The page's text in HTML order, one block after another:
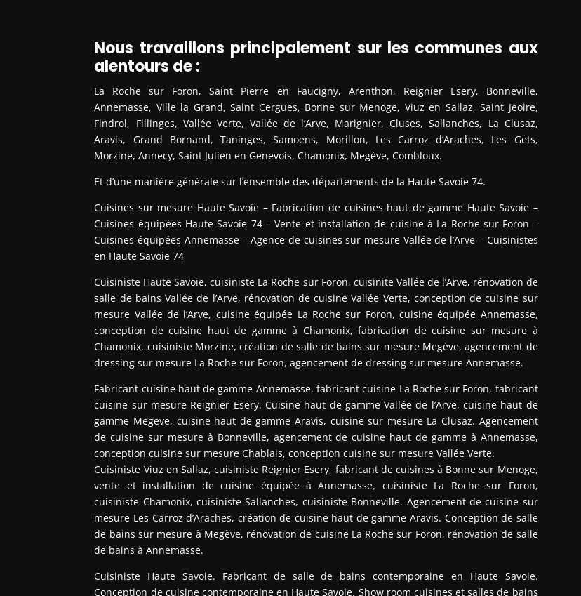
Nous travaillons principalement sur les communes aux
alentours de :
La Roche sur Foron, Saint Pierre en Faucigny, Arenthon, Reignier Esery, Bonneville,
Annemasse, Ville la Grand, Saint Cergues, Bonne sur Menoge, Viuz en Sallaz, Saint Jeoire,
Findrol, Fillinges, Vallée Verte, Vallée de l’Arve, Marignier, Cluses, Sallanches, La Clusaz,
Aravis, Grand Bornand, Taninges, Samoens, Morillon, Les Carroz d’Araches, Les Gets,
Morzine, Annecy, Saint Julien en Genevois, Chamonix, Megève, Combloux.
Et d’une manière générale sur l’ensemble des départements de la Haute Savoie 74.
Cuisines sur mesure Haute Savoie – Fabrication de cuisines haut de gamme Haute Savoie –
Cuisines équipées Haute Savoie 74 – Vente et installation de cuisine à La Roche sur Foron –
Cuisines équipées Annemasse – Agence de cuisines sur mesure Vallée de l’Arve – Cuisinistes
en Haute Savoie 74
Cuisiniste Haute Savoie, cuisiniste La Roche sur Foron, cuisinite Vallée de l’Arve, rénovation de
salle de bains Vallée de l’Arve, rénovation de cuisine Vallée Verte, conception de cuisine sur
mesure Vallée de l’Arve, cuisine équipée La Roche sur Foron, cuisine équipée Annemasse,
conception de cuisine haut de gamme à Chamonix, fabrication de cuisine sur mesure à
Chamonix, cuisiniste Morzine, création de salle de bains sur mesure Megève, agencement de
dressing sur mesure La Roche sur Foron, agencement de dressing sur mesure Annemasse.
Fabricant cuisine haut de gamme Annemasse, fabricant cuisine La Roche sur Foron, fabricant
cuisine sur mesure Reignier Esery. Cuisine haut de gamme Vallée de l’Arve, cuisine haut de
gamme Megeve, cuisine haut de gamme Aravis, cuisine sur mesure La Clusaz. Agencement
de cuisine sur mesure à Bonneville, agencement de cuisine haut de gamme à Annemasse,
conception cuisine sur mesure Chablais, conception cuisine sur mesure Vallée Verte.
Cuisiniste Viuz en Sallaz, cuisiniste Reignier Esery, fabricant de cuisines à Bonne sur Menoge,
vente et installation de cuisine équipée à Annemasse, cuisiniste La Roche sur Foron,
cuisiniste Chamonix, cuisiniste Sallanches, cuisiniste Bonneville. Agencement de cuisine sur
mesure Les Carroz d’Araches, création de cuisine haut de gamme Aravis. Conception de salle
de bains sur mesure à Megève, rénovation de cuisine La Roche sur Foron, rénovation de salle
de bains à Annemasse.
Cuisiniste Haute Savoie. Fabricant de salle de bains contemporaine en Haute Savoie.
Conception de cuisine contemporaine en Haute Savoie. Show room cuisines et salles de bains